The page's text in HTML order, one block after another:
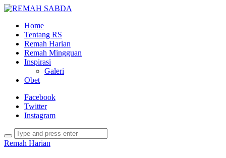
Home
Tentang RS
Remah Harian
Remah Mingguan
Inspirasi
Galeri
Obet
Facebook
Twitter
Instagram
Remah Harian